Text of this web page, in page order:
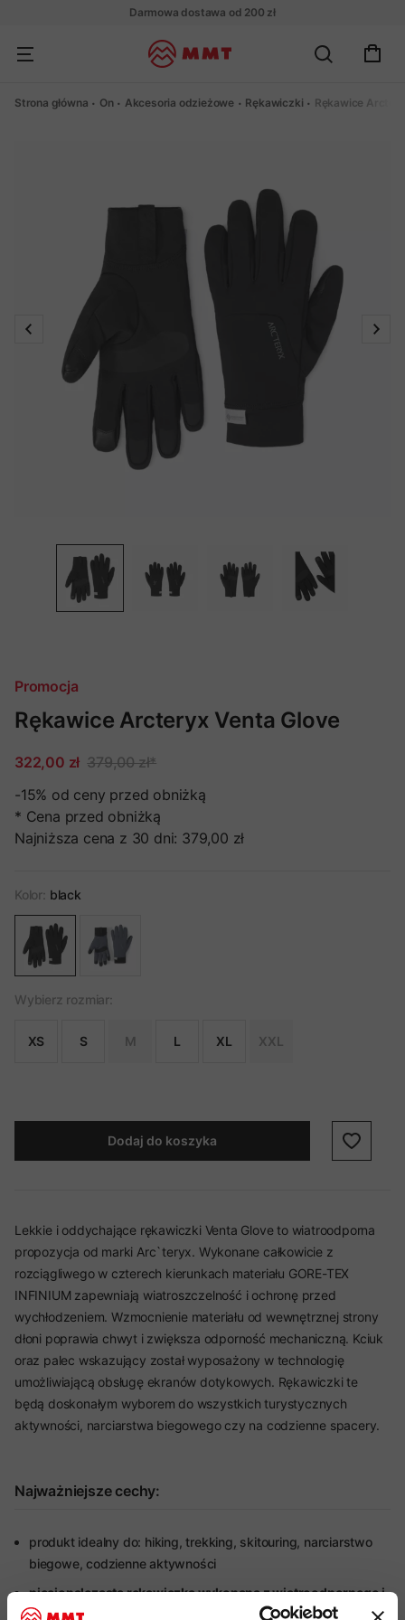
Darmowa dostawa od 200 zł
Strona główna On Akcesoria odzieżowe Rękawiczki Rękawice
Promocja
Rękawice Arcteryx Venta Glove
322,00 zł 379,00 zł*
-15% od ceny przed obniżką
* Cena przed obniżką
Najniższa cena z 30 dni: 379,00 zł
Kolor: black
Wybierz rozmiar:
XS S M L XL XXL
Dodaj do koszyka
Lekkie i oddychające rękawiczki Venta Glove to wiatroodporna
propozycja od marki Arc`teryx. Wykonane całkowicie z
rozciągliwego w czterech kierunkach materiału GORE-TEX
INFINIUM zapewniają wiatroszczelność i ochronę przed
wychłodzeniem. Wzmocnienie materiału od wewnętrznej strony
dłoni poprawia chwyt i zwiększa odporność mechaniczną. Kciuk
oraz palec wskazujący został wyposażony w technologię
umożliwiającą obsługę ekranów dotykowych. Rękawiczki te
będą doskonałym wyborem do wszystkich turystycznych
aktywności, narciarstwa biegowego czy na codzienne spacery.
Najważniejsze cechy:
produkt idealny do: hiking, trekking, skitouring, narciarstwo
biegowe, codzienne aktywności
pięciopalczasta rękawiczka wykonana z wiatroodpornego i
oddychającego materiału softshellowego